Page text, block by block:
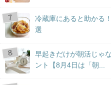
冷蔵庫にあると助かる
選
早起きだけが朝活じゃ
ント【8月4日は「朝...